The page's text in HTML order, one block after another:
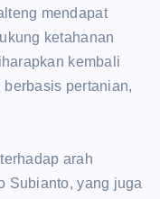
mendapat
ketahanan
kembali
pertanian,
arah
Subianto, yang juga